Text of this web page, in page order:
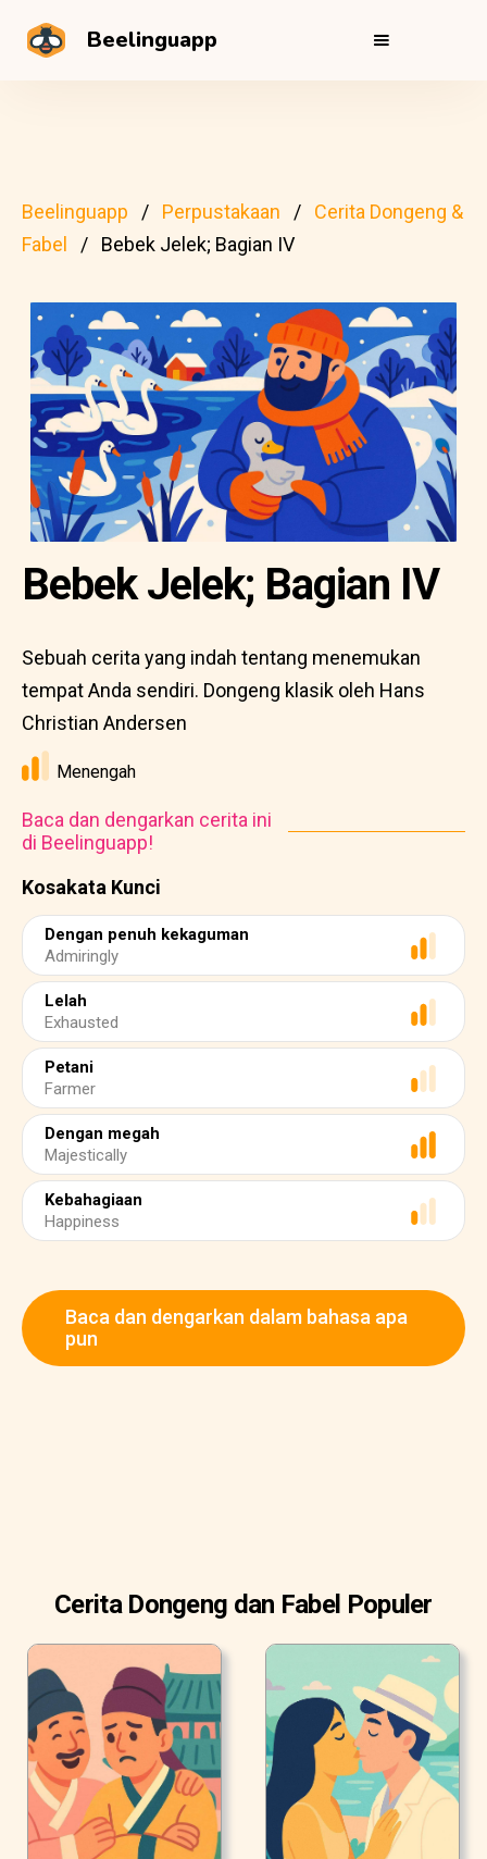
Beelinguapp
Beelinguapp Perpustakaan
Cerita Dongeng &
Fabel
Bebek Jelek; Bagian IV
Kosakata Kunci
Dengan penuh kekaguman
Admiringly
Lelah
Exhausted
Petani
Farmer
Dengan megah
Majestically
Kebahagiaan
Happiness
Bebek Jelek; Bagian IV
Sebuah cerita yang indah tentang menemukan
tempat Anda sendiri. Dongeng klasik oleh Hans
Christian Andersen
Menengah
Baca dan dengarkan cerita ini
di Beelinguapp!
Baca dan dengarkan dalam bahasa apa
pun
Cerita Dongeng dan Fabel Populer